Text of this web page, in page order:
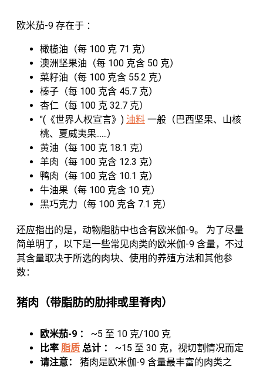
欧米茄-9 存在于 ：
橄榄油（每 100 克 71 克）
澳洲坚果油（每 100 克含 50 克）
菜籽油（每 100 克含 55.2 克）
榛子（每 100 克含 45.7 克）
杏仁（每 100 克 32.7 克）
"(《世界人权宣言》) 油料 一般（巴西坚果、山核
桃、夏威夷果......）
黄油（每 100 克 18.1 克）
羊肉（每 100 克含 12.3 克）
鸭肉（每 100 克含 10.1 克）
牛油果（每 100 克含 10 克）
黑巧克力（每 100 克含 7.1 克）
还应指出的是，动物脂肪中也含有欧米伽-9。 为了尽量
简单明了，以下是一些常见肉类的欧米伽-9 含量，不过
其含量取决于所选的肉块、使用的养殖方法和其他参
数：
猪肉（带脂肪的肋排或里脊肉）
欧米茄-9 ：
~5 至 10 克/100 克
比率 脂质 总计 ：
~15 至 30 克，视切割情况而定
请注意：
猪肉是欧米伽-9 含量最丰富的肉类之